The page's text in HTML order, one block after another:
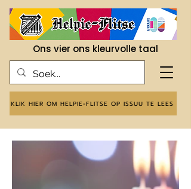
KLIK HIER OM HELPIE-FLITSE OP ISSUU TE LEES
Ons vier ons kleurvolle taal